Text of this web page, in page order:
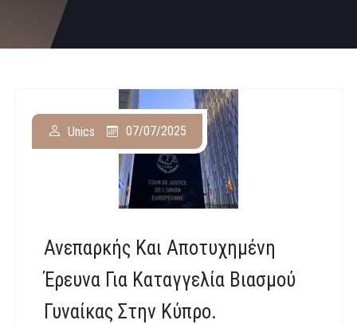
Ανεπαρκής Και Αποτυχημένη
Έρευνα Για Καταγγελία Βιασμού
Γυναίκας Στην Κύπρο.
Unics 07/07/2025